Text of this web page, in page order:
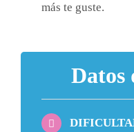
más te guste.
Datos